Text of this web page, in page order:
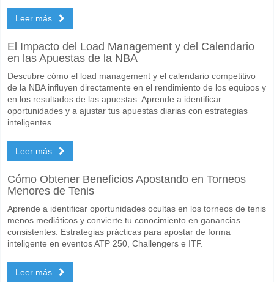
Leer más
El Impacto del Load Management y del Calendario
en las Apuestas de la NBA
Descubre cómo el load management y el calendario competitivo
de la NBA influyen directamente en el rendimiento de los equipos y
en los resultados de las apuestas. Aprende a identificar
oportunidades y a ajustar tus apuestas diarias con estrategias
inteligentes.
Leer más
Cómo Obtener Beneficios Apostando en Torneos
Menores de Tenis
Aprende a identificar oportunidades ocultas en los torneos de tenis
menos mediáticos y convierte tu conocimiento en ganancias
consistentes. Estrategias prácticas para apostar de forma
inteligente en eventos ATP 250, Challengers e ITF.
Leer más